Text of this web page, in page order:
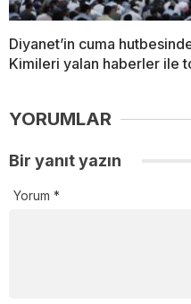
Diyanet’in cuma
Kimileri yalan haberler ile
YORUMLAR
Bir yanıt yazın
Yorum *